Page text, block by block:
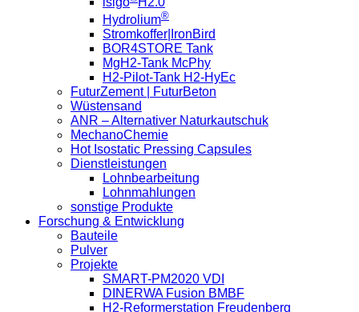
Hydrolium®
Stromkoffer|IronBird
BOR4STORE Tank
MgH2-Tank McPhy
H2-Pilot-Tank H2-HyEc
FuturZement | FuturBeton
Wüstensand
ANR – Alternativer Naturkautschuk
MechanoChemie
Hot Isostatic Pressing Capsules
Dienstleistungen
Lohnbearbeitung
Lohnmahlungen
sonstige Produkte
Forschung & Entwicklung
Bauteile
Pulver
Projekte
SMART-PM2020 VDI
DINERWA Fusion BMBF
H2-Reformerstation Freudenberg